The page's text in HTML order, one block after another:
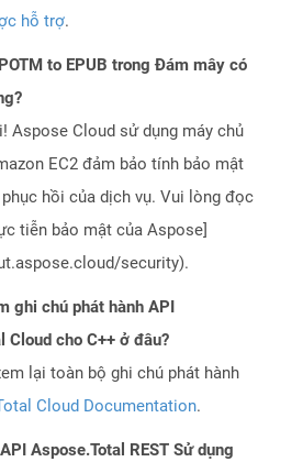
hỗ trợ.
to EPUB trong Đám mây có
Aspose Cloud sử dụng máy chủ
EC2 đảm bảo tính bảo mật
hồi của dịch vụ. Vui lòng đọc
tiễn bảo mật của Aspose]
security).
ghi chú phát hành API
Cloud cho C++ ở đâu?
lại toàn bộ ghi chú phát hành
Cloud Documentation.
Aspose.Total REST Sử dụng